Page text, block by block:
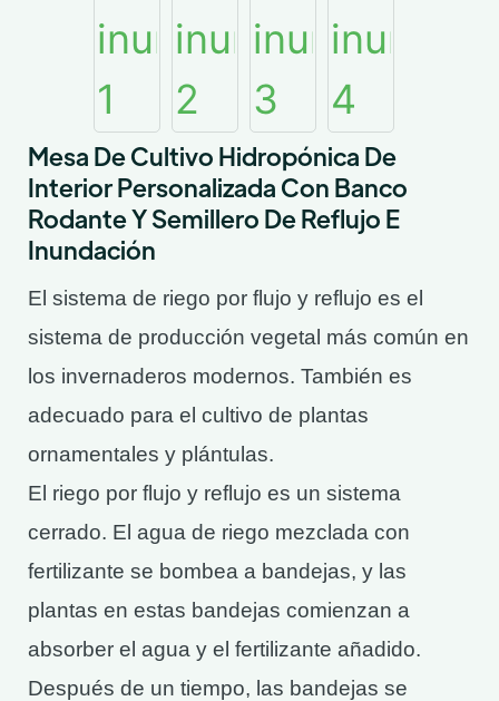
Mesa De Cultivo Hidropónica De
Interior Personalizada Con Banco
Rodante Y Semillero De Reflujo E
Inundación
El sistema de riego por flujo y reflujo es el
sistema de producción vegetal más común en
los invernaderos modernos. También es
adecuado para el cultivo de plantas
ornamentales y plántulas.
El riego por flujo y reflujo es un sistema
cerrado. El agua de riego mezclada con
fertilizante se bombea a bandejas, y las
plantas en estas bandejas comienzan a
absorber el agua y el fertilizante añadido.
Después de un tiempo, las bandejas se